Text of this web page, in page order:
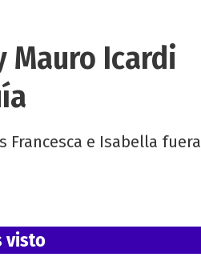
Mauro Icardi
e Isabella fuera
visto